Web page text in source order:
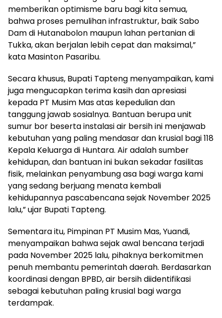
memberikan optimisme baru bagi kita semua,
bahwa proses pemulihan infrastruktur, baik Sabo
Dam di Hutanabolon maupun lahan pertanian di
Tukka, akan berjalan lebih cepat dan maksimal,”
kata Masinton Pasaribu.
Secara khusus, Bupati Tapteng menyampaikan, kami
juga mengucapkan terima kasih dan apresiasi
kepada PT Musim Mas atas kepedulian dan
tanggung jawab sosialnya. Bantuan berupa unit
sumur bor beserta instalasi air bersih ini menjawab
kebutuhan yang paling mendasar dan krusial bagi 118
Kepala Keluarga di Huntara. Air adalah sumber
kehidupan, dan bantuan ini bukan sekadar fasilitas
fisik, melainkan penyambung asa bagi warga kami
yang sedang berjuang menata kembali
kehidupannya pascabencana sejak November 2025
lalu,” ujar Bupati Tapteng.
Sementara itu, Pimpinan PT Musim Mas, Yuandi,
menyampaikan bahwa sejak awal bencana terjadi
pada November 2025 lalu, pihaknya berkomitmen
penuh membantu pemerintah daerah. Berdasarkan
koordinasi dengan BPBD, air bersih diidentifikasi
sebagai kebutuhan paling krusial bagi warga
terdampak.